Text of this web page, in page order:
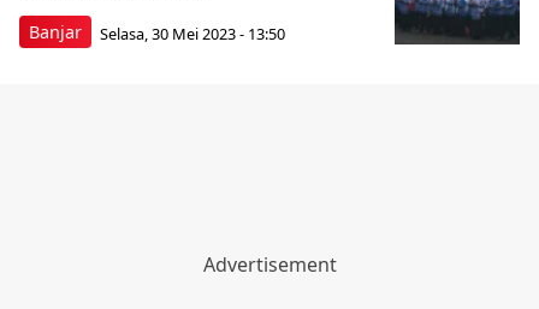
Banjar Selasa, 30 Mei 2023 - 13:50